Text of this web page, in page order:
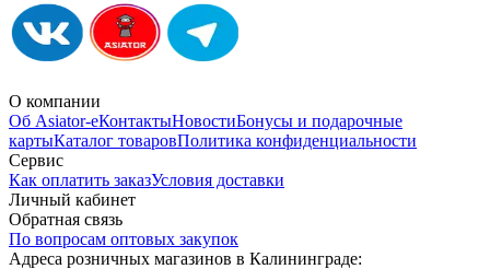
О компании
Об Asiator-еКонтактыНовостиБонусы и подарочные
картыКаталог товаровПолитика конфиденциальности
Сервис
Как оплатить заказУсловия доставки
Личный кабинет
Обратная связь
По вопросам оптовых закупок
Адреса розничных магазинов в Калининграде: